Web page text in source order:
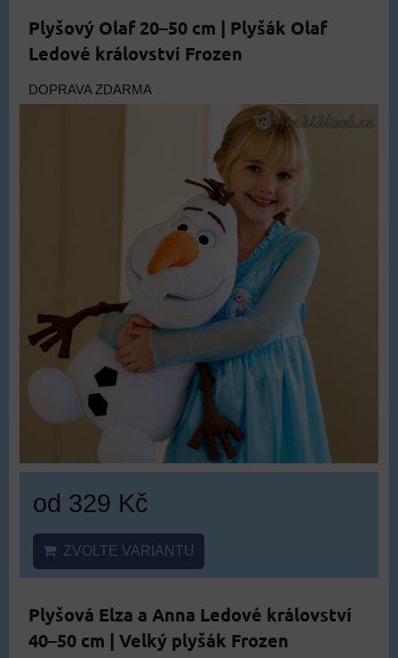
Plyšový Olaf 20–50 cm | Plyšák Olaf
Ledové království Frozen
DOPRAVA ZDARMA
od 329 Kč
ZVOLTE VARIANTU
Plyšová Elza a Anna Ledové království
40–50 cm | Velký plyšák Frozen